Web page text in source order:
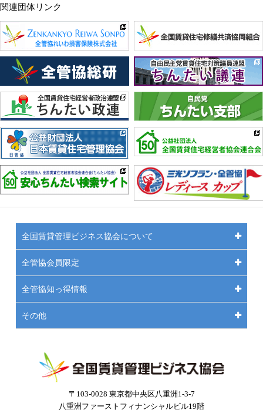
関連団体リンク
〒103-0028 東京都中央区八重洲1-3-7
八重洲ファーストフィナンシャルビル19階
全国賃貸管理ビジネス協会について
全管協会員限定
全管協知っ得情報
その他